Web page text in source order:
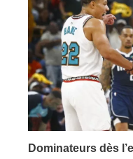
Dominateurs dès